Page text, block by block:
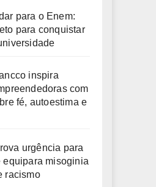
para o Enem:
para conquistar
inspira
com
fé, autoestima e
urgência para
equipara misoginia
racismo